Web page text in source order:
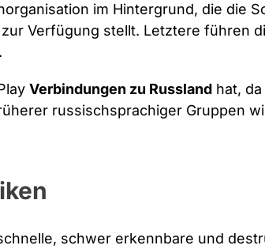
im Hintergrund, die die
Verfügung stellt. Letztere führen
Verbindungen zu Russlandhat, da
russischsprachiger Gruppen
schwer erkennbare und